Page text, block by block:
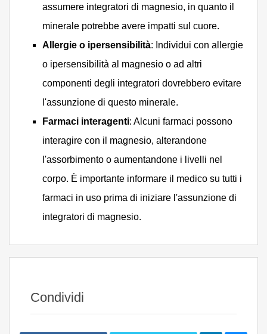
assumere integratori di magnesio, in quanto il
minerale potrebbe avere impatti sul cuore.
Allergie o ipersensibilità: Individui con allergie
o ipersensibilità al magnesio o ad altri
componenti degli integratori dovrebbero evitare
l'assunzione di questo minerale.
Farmaci interagenti: Alcuni farmaci possono
interagire con il magnesio, alterandone
l'assorbimento o aumentandone i livelli nel
corpo. È importante informare il medico su tutti i
farmaci in uso prima di iniziare l'assunzione di
integratori di magnesio.
Condividi